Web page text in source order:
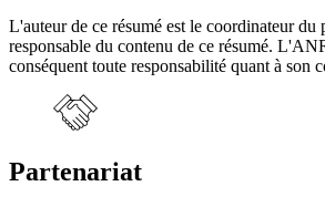
L'auteur de ce résumé est le coordinateur du
responsable du contenu de ce résumé.
conséquent toute responsabilité quant à son
Partenariat